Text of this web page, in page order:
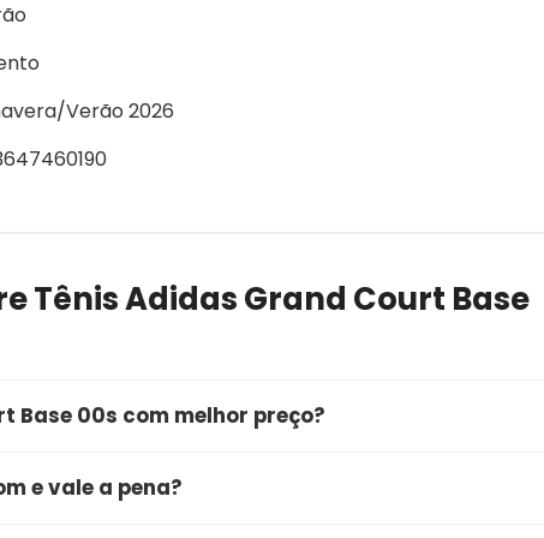
Verão 2026
Tênis Adidas Grand Court Base
Base 00s com melhor preço?
o Tênis Adidas Grand Court Base 00s é através do
você garante a qualidade do produto, entrega rápida e
e vale a pena?